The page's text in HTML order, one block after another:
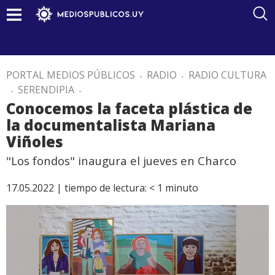
PORTAL MEDIOS PÚBLICOS . RADIO . RADIO CULTURA
. SERENDIPIA .
Conocemos la faceta plástica de
la documentalista Mariana
Viñoles
"Los fondos" inaugura el jueves en Charco
17.05.2022 | tiempo de lectura: < 1 minuto